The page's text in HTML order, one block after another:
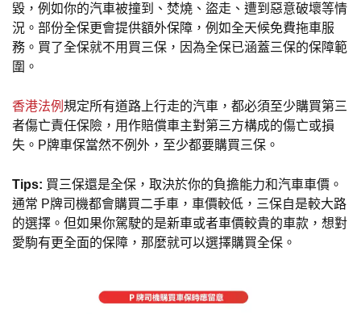
毀，例如你的汽車被撞到、焚燒、盜走、遭到惡意破壞等情
況。部份全保更會提供額外保障，例如全天候免費拖車服
務。買了全保就不用買三保，因為全保已涵蓋三保的保障範
圍。
香港法例 規定所有道路上行走的汽車，都必須至少購買第三
者傷亡責任保險，用作賠償車主對第三方構成的傷亡或損
失。P牌車保當然不例外，至少都要購買三保。
Tips: 買三保還是全保，取決於你的負擔能力和汽車車價。
通常 P牌司機都會購買二手車，車價較低，三保自是較大路
的選擇。但如果你駕駛的是新車或者車價較貴的車款，想對
愛駒有更全面的保障，那麼就可以選擇購買全保。